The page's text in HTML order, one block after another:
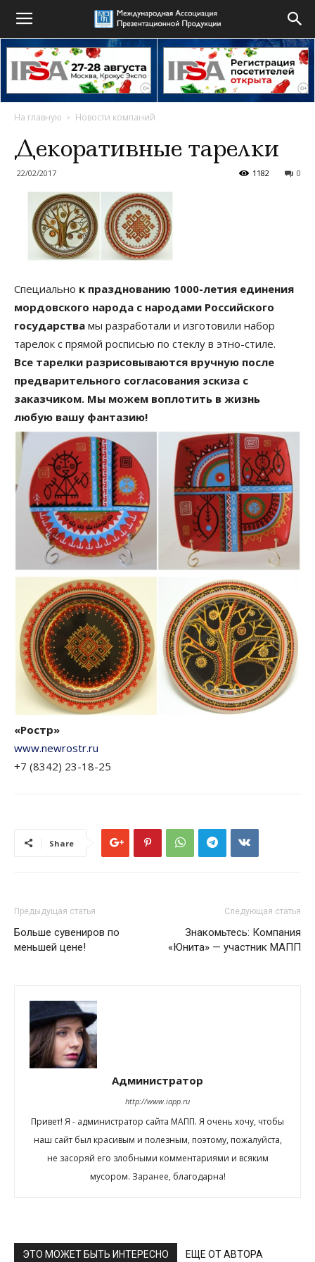
На главную Новости компаний
Декоративные тарелки
22/02/2017 0
1182
Специально к празднованию 1000-летия единения
мордовского народа с народами Российского
государства мы разработали и изготовили набор
тарелок с прямой росписью по стеклу в этно-стиле.
Все тарелки разрисовываются вручную после
предварительного согласования эскиза с
заказчиком. Мы можем воплотить в жизнь
любую вашу фантазию!
«Ростр»
www.newrostr.ru
+7 (8342) 23-18-25
Share
Предыдущая статья
Больше сувениров по
меньшей цене!
Следующая статья
Знакомьтесь: Компания
«Юнита» — участник МАПП
Администратор
http://www.iapp.ru
Привет! Я - администратор сайта МАПП. Я очень хочу, чтобы
наш сайт был красивым и полезным, поэтому, пожалуйста,
не засоряй его злобными комментариями и всяким
мусором. Заранее, благодарна!
ЭТО МОЖЕТ БЫТЬ ИНТЕРЕСНО ЕЩЕ ОТ АВТОРА